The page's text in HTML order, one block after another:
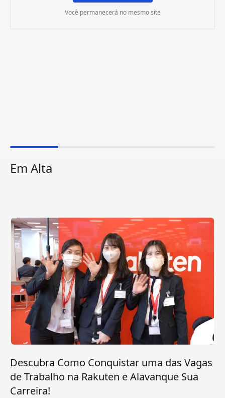
Você permanecerá no mesmo site
Em Alta
Descubra Como Conquistar uma das Vagas
de Trabalho na Rakuten e Alavanque Sua
Carreira!